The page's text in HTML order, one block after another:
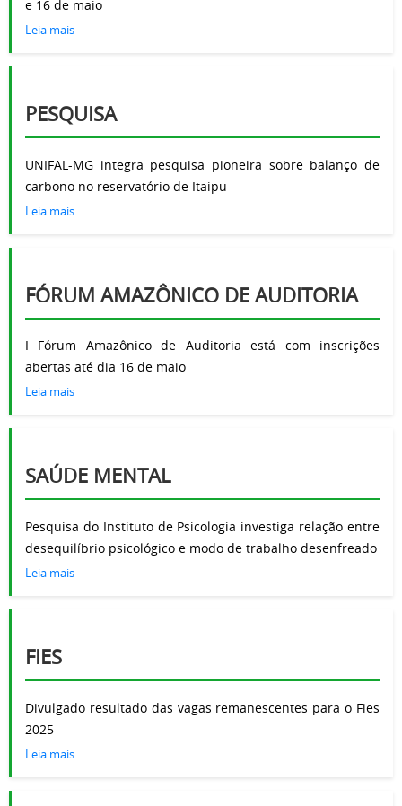
e 16 de maio
Leia mais
PESQUISA
UNIFAL-MG integra pesquisa pioneira sobre balanço de
carbono no reservatório de Itaipu
Leia mais
FÓRUM AMAZÔNICO DE AUDITORIA
I Fórum Amazônico de Auditoria está com inscrições
abertas até dia 16 de maio
Leia mais
SAÚDE MENTAL
Pesquisa do Instituto de Psicologia investiga relação entre
desequilíbrio psicológico e modo de trabalho desenfreado
Leia mais
FIES
Divulgado resultado das vagas remanescentes para o Fies
2025
Leia mais